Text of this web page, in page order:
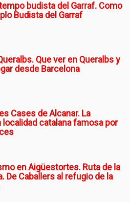
budista del Garraf. Como
Budista del Garraf
Que ver en Queralbs y
desde Barcelona
Cases de Alcanar. La
localidad catalana famosa por
en Aigüestortes. Ruta de la
De Caballers al refugio de la